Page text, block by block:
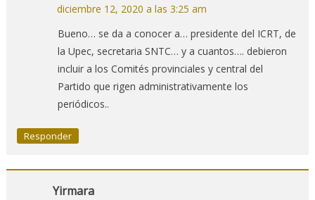
diciembre 12, 2020 a las 3:25 am
Bueno… se da a conocer a… presidente del ICRT, de
la Upec, secretaria SNTC… y a cuantos…. debieron
incluir a los Comités provinciales y central del
Partido que rigen administrativamente los
periódicos..
Responder
Yirmara